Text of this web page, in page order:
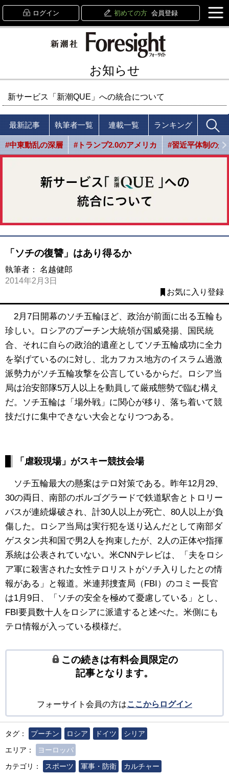
ログイン 初めての方 会員登録
お知らせ
新サービス「新潮QUE」への統合について
最新記事 執筆者一覧 連載一覧 ランキング
#中東動乱の深層 #トランプ2.0のアメリカ #習近平体制の光
「ソチの復讐」はあり得るか
執筆者： 名越健郎
2014年2月3日
お気に入り登録
2月7日開幕のソチ五輪ほど、政治が前面に出る五輪も
珍しい。ロシアのプーチン大統領が国威発揚、国民統
合、それに自らの政治的遺産としてソチ五輪成功に全力
を挙げているのに対し、北カフカス地方のイスラム過激
派勢力がソチ五輪攻撃を公言しているからだ。ロシア当
局は治安部隊5万人以上を動員して厳戒態勢で臨む構え
だ。ソチ五輪は「場外戦」に関心が移り、落ち着いて競
技だけに集中できない大会となりつつある。
「虐殺現場」がスキー競技会場
ソチ五輪最大の懸案はテロ対策である。昨年12月29、
30の両日、南部のボルゴグラードで鉄道駅舎とトロリー
バスが連続爆破され、計30人以上が死亡、80人以上が負
傷した。ロシア当局は実行犯を送り込んだとして南部ダ
ゲスタン共和国で男2人を拘束したが、2人の正体や指揮
系統は公表されていない。米CNNテレビは、「夫をロシ
ア軍に殺害された女性テロリストがソチ入りしたとの情
報がある」と報道。米連邦捜査局（FBI）のコミー長官
は1月9日、「ソチの安全を極めて憂慮している」とし、
FBI要員数十人をロシアに派遣すると述べた。米側にも
テロ情報が入っている模様だ。
この続きは有料会員限定の
記事となります。
フォーサイト会員の方はここからログイン
タグ： プーチン ロシア ドイツ
シリア
エリア：
ヨーロッパ
カテゴリ：
スポーツ 軍事・防衛 カルチャー